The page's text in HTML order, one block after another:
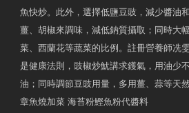
魚快炒。此外，選擇低鹽豆豉，減少醬油
薑、胡椒來調味，減低鈉質攝取；同時大
菜、西蘭花等蔬菜的比例。註冊營養師冼
是健康法則，豉椒炒魷講求鑊氣，用油少
油；同時調節豆豉用量，多用薑、蒜等天
章魚燒加菜 海苔粉鰹魚粉代醬料